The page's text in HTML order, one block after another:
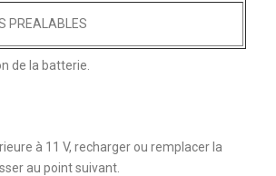
PREALABLES
de la batterie.
à 11 V, recharger ou remplacer la
au point suivant.